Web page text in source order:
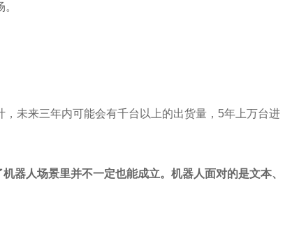
未来三年内可能会有千台以上的出货量，5年上万台进
器人场景里并不一定也能成立。机器人面对的是文本、